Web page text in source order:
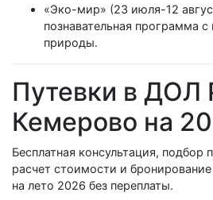
«Эко-мир» (23 июля-12
познавательная программа
природы.
Путевки в ДОЛ
Кемерово на
Бесплатная консультация, подбор
расчет стоимости и
на лето 2026 без переплаты.